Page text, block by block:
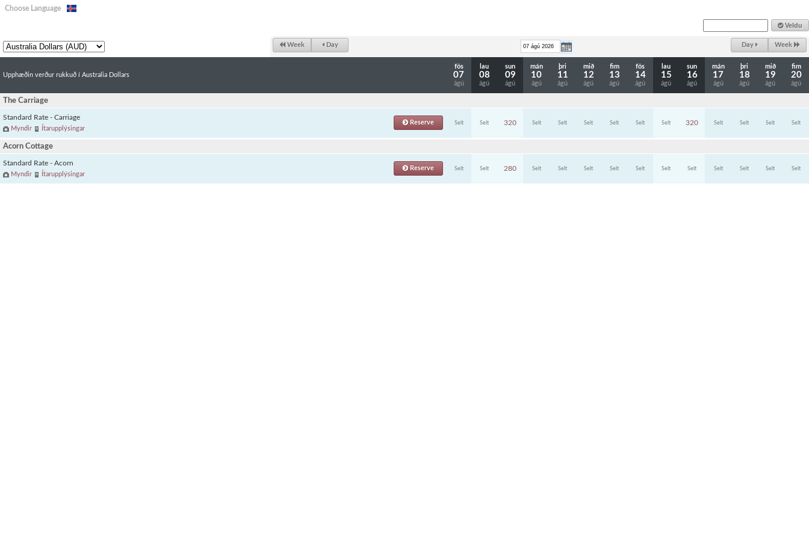
Choose Language
Veldu
Week Day Day Week
Upphæðin verður rukkuð í Australia Dollars
fös
07
ágú
lau
08
ágú
sun
09
ágú
mán
10
ágú
þri
11
ágú
mið
12
ágú
fim
13
ágú
fös
14
ágú
lau
15
ágú
sun
16
ágú
mán
17
ágú
þri
18
ágú
mið
19
ágú
fim
20
ágú
The Carriage
Standard Rate - Carriage
Myndir Ítarupplýsingar
Reserve Selt Selt 320 Selt Selt Selt Selt Selt Selt 320 Selt Selt Selt Selt
Acorn Cottage
Standard Rate - Acorn
Myndir Ítarupplýsingar
Reserve Selt Selt 280 Selt Selt Selt Selt Selt Selt Selt Selt Selt Selt Selt